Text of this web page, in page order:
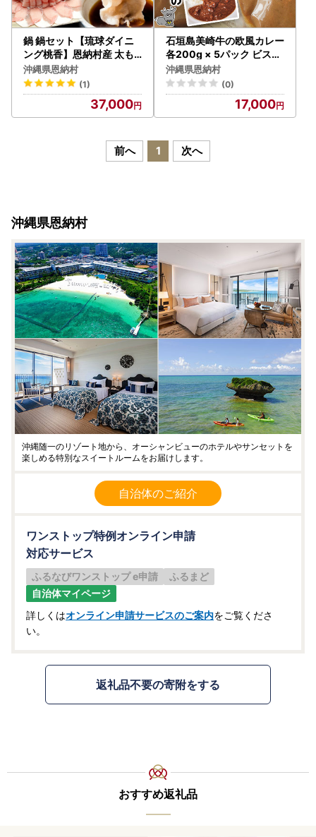
鍋 鍋セット【琉球ダイニ
ング桃香】恩納村産 太も
ずくとあぐー豚しゃぶしゃ
ぶ鍋セット（約3～5人前
）
沖縄県恩納村
(1)
37,000
石垣島美崎牛の欧風カレー
各200g × 5パック ビスト
ロリュイール｜カレー カ
レーライス 欧風 フレンチ
スパイス 肉 お肉 にく 食品
恩納村 真栄田 沖縄 人気 お
すすめ 送料無料 ギフト
沖縄県恩納村
(0)
17,000
前へ 1 次へ
沖縄県恩納村
沖縄随一のリゾート地から、オーシャンビューのホテルやサンセットを
楽しめる特別なスイートルームをお届けします。
自治体のご紹介
ワンストップ特例オンライン申請
対応サービス
ふるなびワンストップ e申請
ふるまど
自治体マイページ
詳しくはオンライン申請サービスのご案内をご覧くださ
い。
返礼品不要の寄附をする
おすすめ返礼品